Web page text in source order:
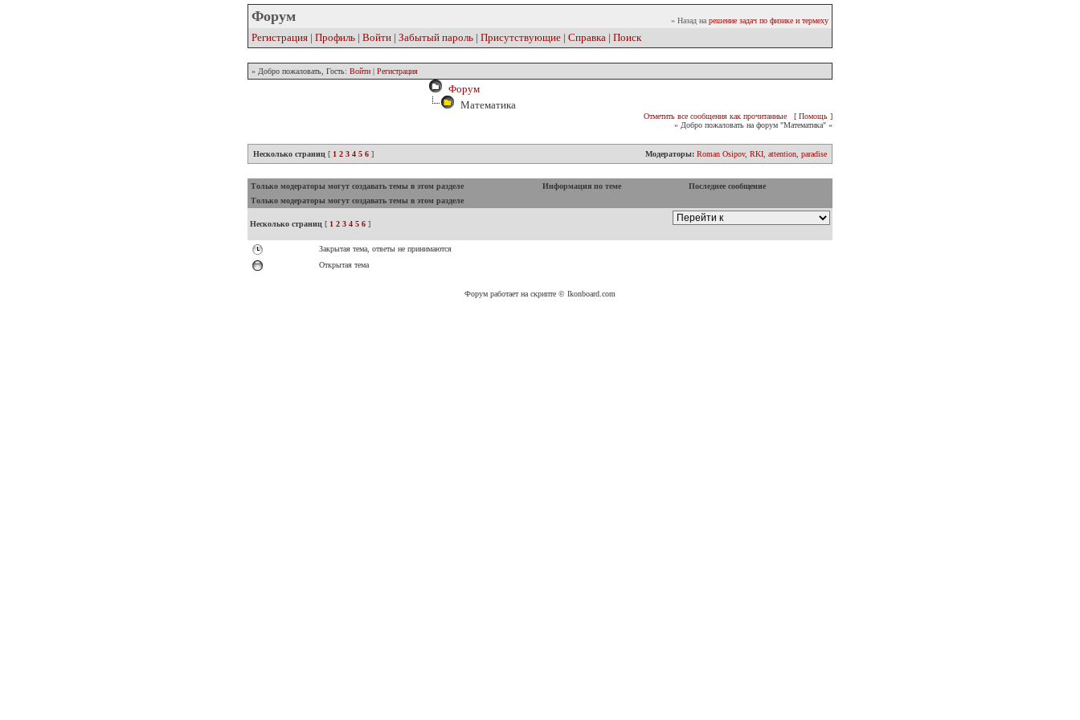
Форум » Назад на решение задач по физике и термеху
Регистрация | Профиль | Войти | Забытый пароль | Присутствующие | Справка | Поиск
» Добро пожаловать, Гость: Войти | Регистрация
Форум
Математика
Отметить все сообщения как прочитанные
[ Помощь ]
» Добро пожаловать на форум "Математика" «
Несколько страниц [ 1 2 3 4 5 6 ] Модераторы: Roman Osipov, RKI attention paradise
Только модераторы могут создавать темы в этом разделе Информация по теме
Последнее сообщение
Только модераторы могут создавать темы в этом разделе
Несколько страниц [ 1 2 3 4 5 6 ]
Закрытая тема, ответы не принимаются
Открытая тема
Форум работает на скрипте © Ikonboard.com